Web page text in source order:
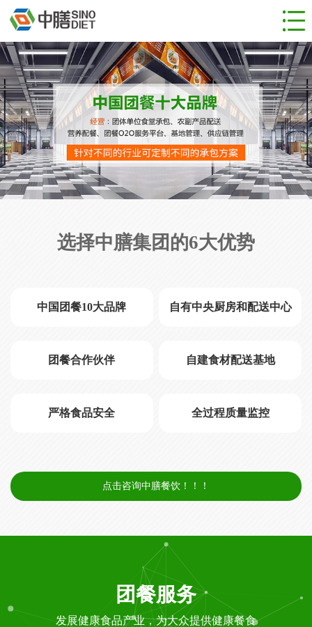
网站首页
食堂管理
团餐服务
成功案例
新闻动态
人才招聘
关于公司
选择中膳集团的6大优势
中国团餐10大品牌 自有中央厨房和配送中心
团餐合作伙伴 自建食材配送基地
严格食品安全 全过程质量监控
点击咨询中膳餐饮！！！
团餐服务
发展健康食品产业，为大众提供健康餐食